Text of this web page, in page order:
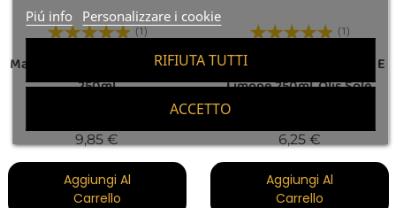
Piú info Personalizzare i cookie
RIFIUTA TUTTI
ACCETTO
(1)
Mas Tarrés Aceto Balsamico
250ml
9,85 €
Aggiungi Al
Carrello
(1)
Olio Extra Vergine Di Oliva E
Limone 250ml, Olis Solé
6,25 €Prezzo
Aggiungi Al
Carrello